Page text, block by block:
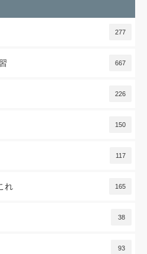
277
667
226
150
117
れ 165
38
93